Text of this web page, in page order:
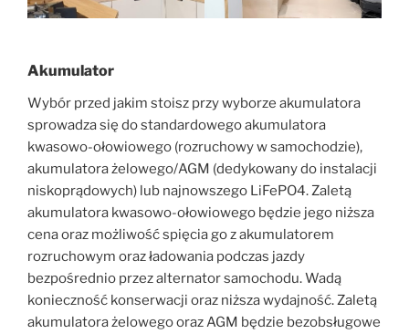
Akumulator
Wybór przed jakim stoisz przy wyborze akumulatora
sprowadza się do standardowego akumulatora
kwasowo-ołowiowego (rozruchowy w samochodzie),
akumulatora żelowego/AGM (dedykowany do instalacji
niskoprądowych) lub najnowszego LiFePO4. Zaletą
akumulatora kwasowo-ołowiowego będzie jego niższa
cena oraz możliwość spięcia go z akumulatorem
rozruchowym oraz ładowania podczas jazdy
bezpośrednio przez alternator samochodu. Wadą
konieczność konserwacji oraz niższa wydajność. Zaletą
akumulatora żelowego oraz AGM będzie bezobsługowe